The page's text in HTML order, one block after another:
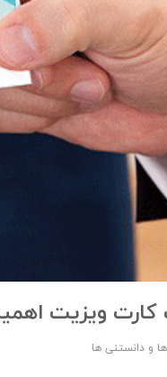
ویزیت
و دانستنی ها